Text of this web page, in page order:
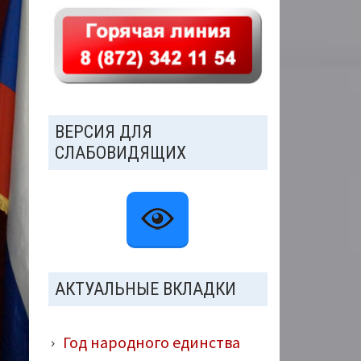
ВЕРСИЯ ДЛЯ
СЛАБОВИДЯЩИХ
АКТУАЛЬНЫЕ ВКЛАДКИ
Год народного единства